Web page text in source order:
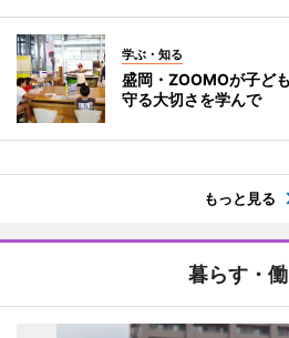
学ぶ・知る
盛岡・ZOOMOが子ど
守る大切さを学んで
もっと見る
暮らす・働